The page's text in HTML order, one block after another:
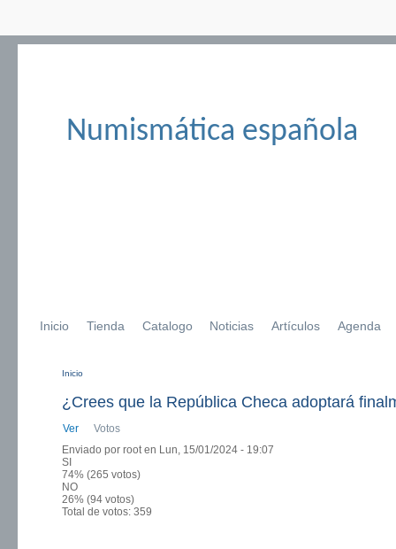
Numismática española
Inicio Tienda Catalogo Noticias Artículos Agenda
Inicio
¿Crees que la República Checa adoptará
Solapas principales
Ver (solapa activa)
Votos
Enviado por rooten Lun, 15/01/2024 - 19:07
SI
74% (265 votos)
NO
26% (94 votos)
Total de votos: 359